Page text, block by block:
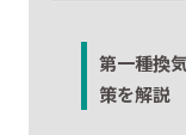
第一種換
策を解説